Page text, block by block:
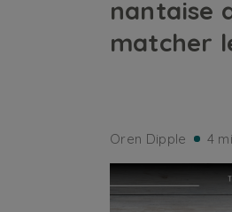
nantaise
matcher
Oren Dipple 4